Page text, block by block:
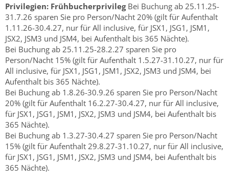
Privilegien: FrühbucherprivilegBei Buchung ab 25.11.25-
31.7.26 sparen Sie pro Person/Nacht 20% (gilt für Aufenthalt
1.11.26-30.4.27, nur für All inclusive, für JSX1, JSG1, JSM1,
JSX2, JSM3 und JSM4, bei Aufenthalt bis 365 Nächte).
Bei Buchung ab 25.11.25-28.2.27 sparen Sie pro
Person/Nacht 15% (gilt für Aufenthalt 1.5.27-31.10.27, nur für
All inclusive, für JSX1, JSG1, JSM1, JSX2, JSM3 und JSM4, bei
Aufenthalt bis 365 Nächte).
Bei Buchung ab 1.8.26-30.9.26 sparen Sie pro Person/Nacht
20% (gilt für Aufenthalt 16.2.27-30.4.27, nur für All inclusive,
für JSX1, JSG1, JSM1, JSX2, JSM3 und JSM4, bei Aufenthalt bis
365 Nächte).
Bei Buchung ab 1.3.27-30.4.27 sparen Sie pro Person/Nacht
15% (gilt für Aufenthalt 29.8.27-31.10.27, nur für All inclusive,
für JSX1, JSG1, JSM1, JSX2, JSM3 und JSM4, bei Aufenthalt bis
365 Nächte).